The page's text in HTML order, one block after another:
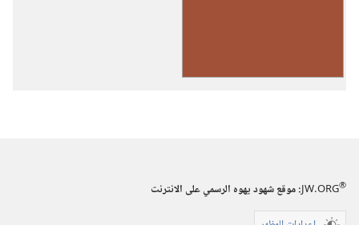
JW.ORG®
:‏ موقع شهود يهوه الرسمي على الانترنت